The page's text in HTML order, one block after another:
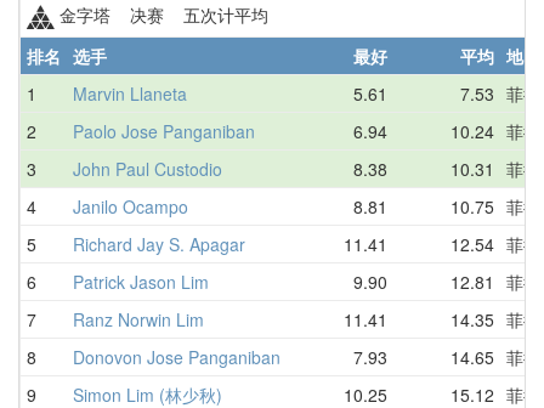
金字塔 决赛 五次计平均
排名 选手 最好 平均 地区
1
Marvin Llaneta 5.61 7.53 菲
2
Paolo Jose Panganiban 6.94 10.24 菲
3
John Paul Custodio 8.38 10.31
菲
4
Janilo Ocampo 8.81 10.75 菲
5
Richard Jay S. Apagar 11.41 12.54 菲
6
Patrick Jason Lim 9.90 12.81
菲
7
Ranz Norwin Lim 11.41 14.35 菲
8
Donovon Jose Panganiban 7.93 14.65 菲
9
Simon Lim (林少秋) 10.25 15.12 菲